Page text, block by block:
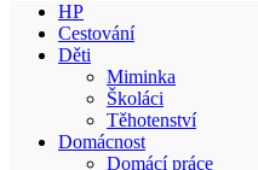
HP
Cestování
Děti
Miminka
Školáci
Těhotenství
Domácnost
Domácí práce